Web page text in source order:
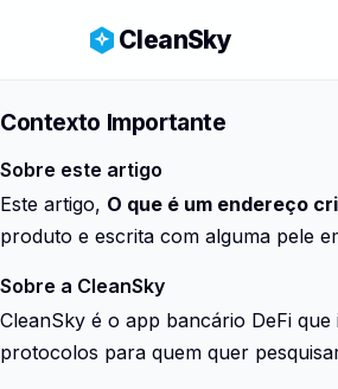
CleanSky
Contexto Importante
Sobre este artigo
Este artigo, O que é um endereço
produto e escrita com alguma pele
Sobre a CleanSky
CleanSky é o app bancário DeFi
protocolos para quem quer